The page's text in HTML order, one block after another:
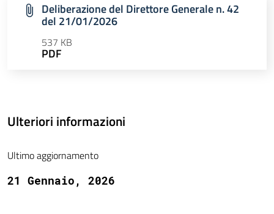
Deliberazione del Direttore Generale n. 42
del 21/01/2026
537 KB
PDF
Ulteriori informazioni
Ultimo aggiornamento
21 Gennaio, 2026